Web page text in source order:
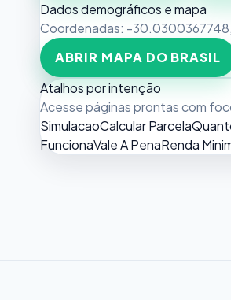
Dados demográficos e mapa
Coordenadas: -30.0300367748
ABRIR MAPA DO BRASIL
Atalhos por intenção
Acesse páginas prontas com
SimulacaoCalcular Parcela
FuncionaVale A PenaRenda